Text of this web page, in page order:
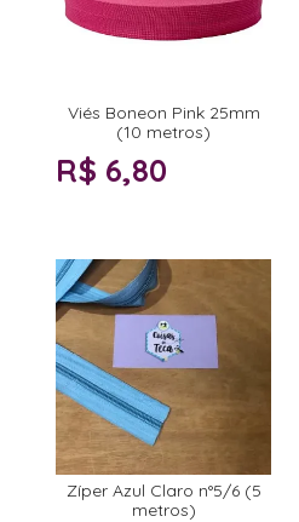
Viés Boneon Pink 25mm
(10 metros)
R$ 6,80
Zíper Azul Claro n°5/6 (5
metros)